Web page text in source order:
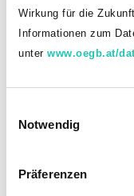
Wirkung für die
Informationen zum
unter www.oegb.at/
Notwendig
Präferenzen